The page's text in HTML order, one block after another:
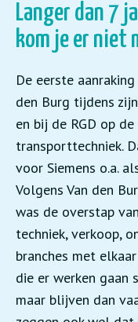
Langer dan 7
kom je er niet
De eerste
den Burg tijdens
en bij de RGD op
transporttechniek.
voor Siemens o.a.
Volgens Van den
was de overstap
techniek, verkoop,
branches met
die er werken gaan
maar blijven dan